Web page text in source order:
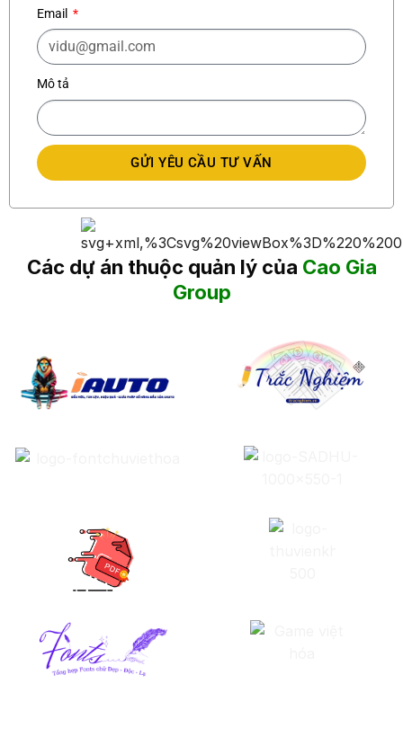
Email
Mô tả
GỬI YÊU CẦU TƯ VẤN
Các dự án thuộc quản lý của Cao Gia
Group